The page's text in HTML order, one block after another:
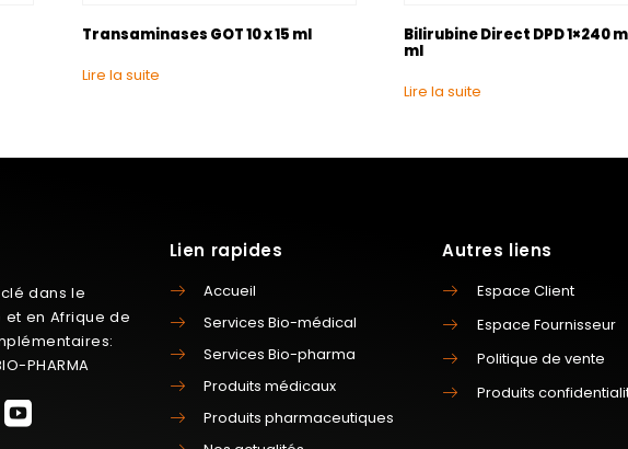
Transaminases GOT 10 x 15 ml
Lire la suite
Bilirubine Direct DPD 1×240
ml
Lire la suite
clé dans le
et en Afrique de
PHARMA
Lien rapides
Accueil
Services Bio-médical
Services Bio-pharma
Produits médicaux
Produits pharmaceutiques
Autres liens
Espace Client
Espace Fournisseur
Politique de vente
Produits